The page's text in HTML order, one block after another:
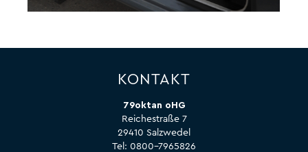
KONTAKT
79oktan oHG
Reichestraße 7
29410 Salzwedel
Tel: 0800-7965826